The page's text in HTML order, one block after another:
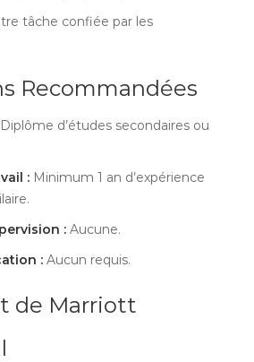
tâche confiée par les
Recommandées
Diplôme d’études secondaires ou
: Minimum 1 an d’expérience
: Aucune.
: Aucun requis.
de Marriott